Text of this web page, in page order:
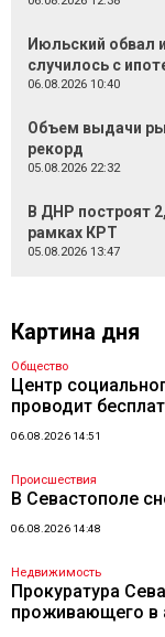
Июльский обвал
случилось с
06.08.2026 10:40
Объем выдачи
рекорд
05.08.2026 22:32
В ДНР построят
рамках КРТ
05.08.2026 13:47
Картина дня
Общество
Центр
проводит
06.08.2026 14:51
Происшествия
В Севастополе
06.08.2026 14:48
Недвижимость
Прокуратура
проживающего в